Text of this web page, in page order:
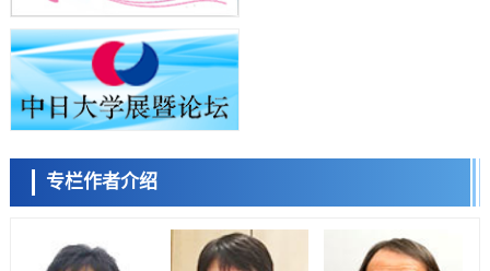
庆应义塾大学阐明脑内“游击手”小胶质细胞包裹保护受损神经细胞的机
制，有望用于开发阿尔茨海默病等疾病疗法
科学研究
日本东北大学与横滨橡胶全球首次从纳米尺度揭示橡胶—黄铜粘接界面
劣化抑制机制，为提升轮胎安全性与耐久性的材料设计开辟道路
科学研究
近畿大学等发现植物染料“日本茜”的红色成分可抑制老化与炎症，有望
科学研究
群马大学开发针对难治性癫痫的新型基因疗法，利用超小型GAD67启动
子抑制发作
九州大学揭示夜间眼压升高机制：两种激素波动叠加所致
专栏作者介绍
小岩井忠道
陈小牧 李鸥 安宁